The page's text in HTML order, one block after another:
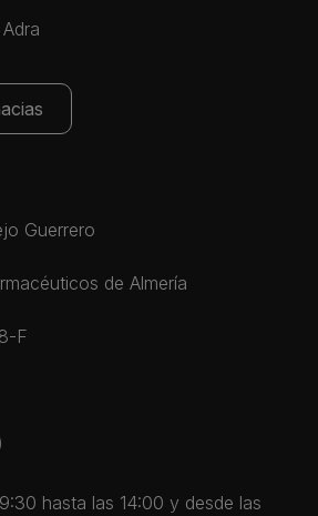
Guerrero
de Almería
F
hasta las 14:00 y desde las